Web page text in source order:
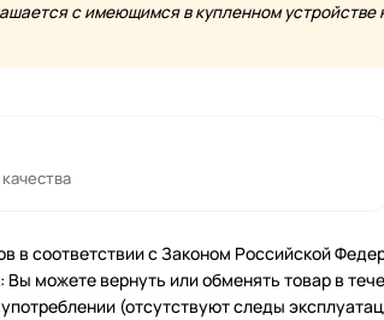
с имеющимся в купленном
в соответствии с Законом Российской
можете вернуть или обменять товар в
(отсутствуют следы